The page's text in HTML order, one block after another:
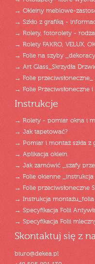
→ Okleiny meblowe-
→ Szkło z grafiką -
→ Rolety, fotorolety -
→ Rolety FAKRO, VELUX,
→ Folie na szyby
→ Art Glass_Skrzydła
→ Folie
→ Folie Przeciwsłoneczne
Instrukcje
→ Rolety - pomiar okna i
→ Jak tapetować?
→ Pomiar i montaż szkła z
→ Aplikacja oklein
→ Jak zamówić _szafy
→ Folie okienne
→ Folie przeciwsłoneczne
→ Instrukcja montażu_folia
→ Specyfikacja Folii
→ Specyfikacja Folii
Skontaktuj się z
biuro@dekea.pl